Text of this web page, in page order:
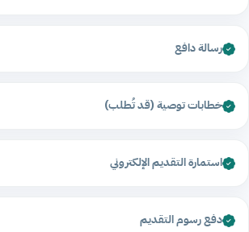
رسالة دافع
خطابات توصية (قد تُطلب)
استمارة التقديم الإلكتروني
دفع رسوم التقديم